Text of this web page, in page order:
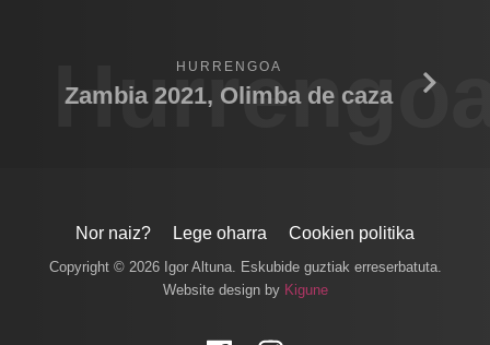
HURRENGOA
Zambia 2021, Olimba de caza
Nor naiz? Lege oharra Cookien politika
Copyright © 2026 Igor Altuna. Eskubide guztiak erreserbatuta.
Website design by Kigune